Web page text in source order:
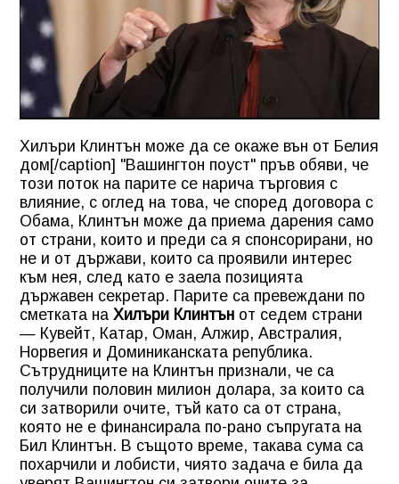
Хилъри Клинтън може да се окаже вън от Белия
дом[/caption] "Вашингтон поуст" пръв обяви, че
този поток на парите се нарича търговия с
влияние, с оглед на това, че според договора с
Обама, Клинтън може да приема дарения само
от страни, които и преди са я спонсорирани, но
не и от държави, които са проявили интерес
към нея, след като е заела позицията
държавен секретар. Парите са превеждани по
сметката на Хилъри Клинтън от седем страни
— Кувейт, Катар, Оман, Алжир, Австралия,
Норвегия и Доминиканската република.
Сътрудниците на Клинтън признали, че са
получили половин милион долара, за които са
си затворили очите, тъй като са от страна,
която не е финансирала по-рано съпругата на
Бил Клинтън. В същото време, такава сума са
похарчили и лобисти, чиято задача е била да